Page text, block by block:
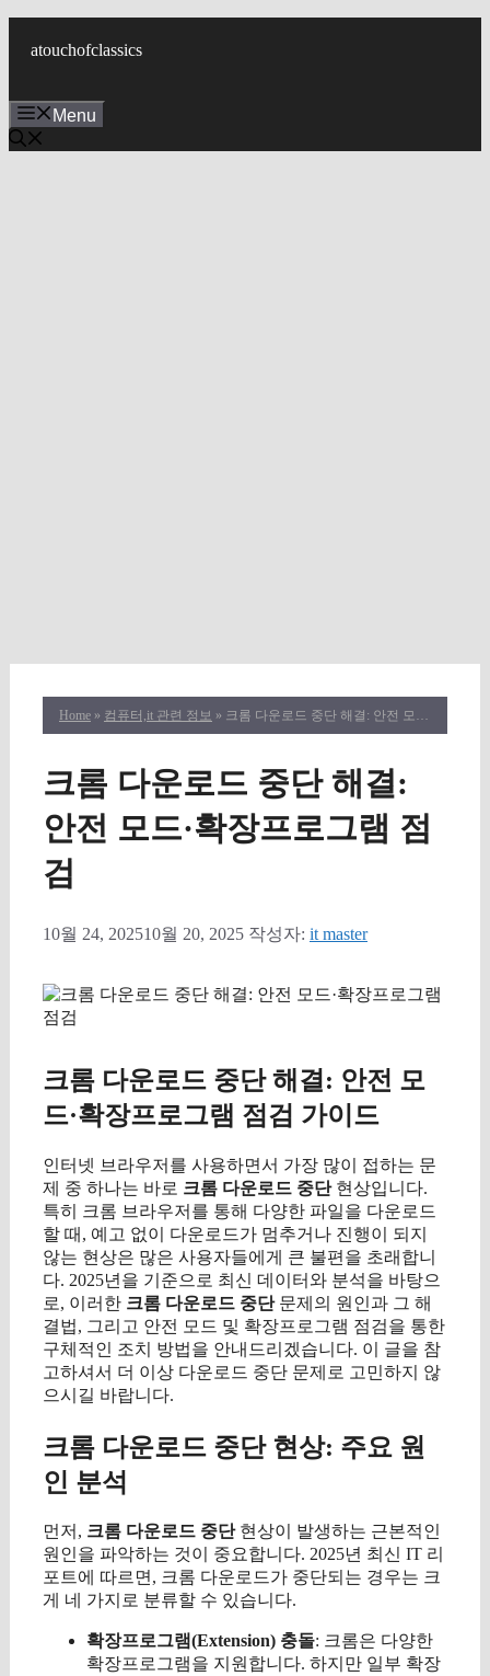
건
너
atouchofclassics
Menu
Home » 컴퓨터,it 관련 정보 » 크롬 다운로드 중단 해결: 안전 모드·확장프로그램 점검
크롬 다운로드 중단 해결:
안전 모드·확장프로그램 점
검
10월 24, 202510월 20, 2025 작성자: it master
크롬 다운로드 중단 해결: 안전 모
드·확장프로그램 점검 가이드
인터넷 브라우저를 사용하면서 가장 많이 접하는 문
제 중 하나는 바로 크롬 다운로드 중단현상입니다.
특히 크롬 브라우저를 통해 다양한 파일을 다운로드
할 때, 예고 없이 다운로드가 멈추거나 진행이 되지
않는 현상은 많은 사용자들에게 큰 불편을 초래합니
다. 2025년을 기준으로 최신 데이터와 분석을 바탕으
로, 이러한 크롬 다운로드 중단문제의 원인과 그 해
결법, 그리고 안전 모드 및 확장프로그램 점검을 통한
구체적인 조치 방법을 안내드리겠습니다. 이 글을 참
고하셔서 더 이상 다운로드 중단 문제로 고민하지 않
으시길 바랍니다.
크롬 다운로드 중단 현상: 주요 원
인 분석
먼저, 크롬 다운로드 중단현상이 발생하는 근본적인
원인을 파악하는 것이 중요합니다. 2025년 최신 IT 리
포트에 따르면, 크롬 다운로드가 중단되는 경우는 크
게 네 가지로 분류할 수 있습니다.
확장프로그램(Extension) 충돌: 크롬은 다양한
확장프로그램을 지원합니다. 하지만 일부 확장